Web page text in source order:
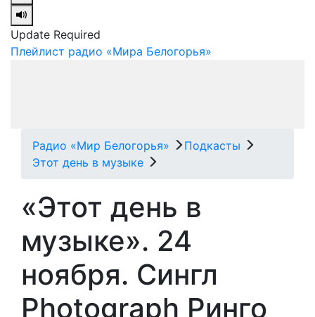
Update Required
Плейлист радио «Мира Белогорья»
Радио «Мир Белогорья»
Подкасты
Этот день в музыке
«Этот день в
музыке». 24
ноября. Сингл
Photograph Ринго